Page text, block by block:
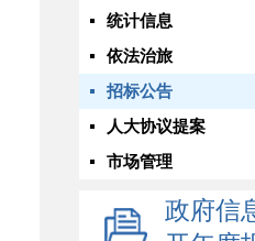
统计信息
依法治旅
招标公告
人大协议提案
市场管理
政府信